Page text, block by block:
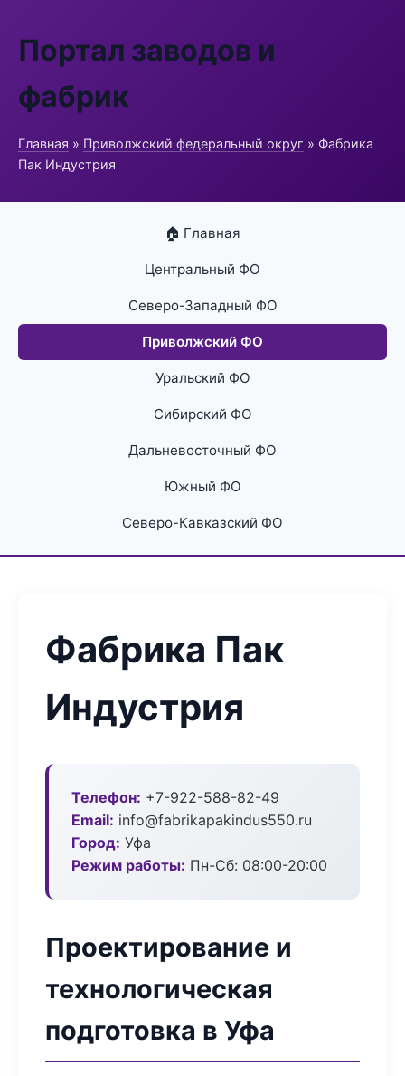
Портал заводов и
фабрик
Главная » Приволжский федеральный округ » Фабрика
Пак Индустрия
🏠 Главная
Центральный ФО
Северо-Западный ФО
Приволжский ФО
Уральский ФО
Сибирский ФО
Дальневосточный ФО
Южный ФО
Северо-Кавказский ФО
Фабрика Пак
Индустрия
Телефон: +7-922-588-82-49
Email: info@fabrikapakindus550.ru
Город: Уфа
Режим работы: Пн-Сб: 08:00-20:00
Проектирование и
технологическая
подготовка в Уфа